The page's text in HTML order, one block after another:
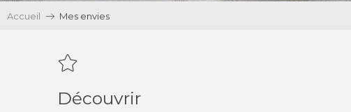
Accueil Mes envies
Découvrir